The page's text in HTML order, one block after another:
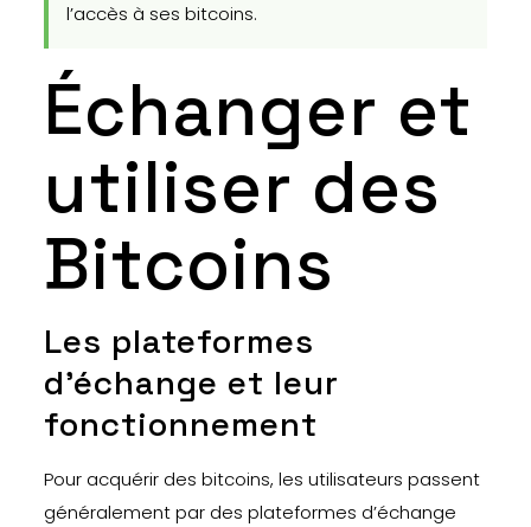
l’accès à ses bitcoins.
Échanger et
utiliser des
Bitcoins
Les plateformes
d’échange et leur
fonctionnement
Pour acquérir des bitcoins, les utilisateurs passent
généralement par des plateformes d’échange